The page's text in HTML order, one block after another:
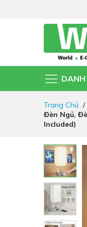
Trang Chủ
Đèn Ngủ,
Included)
Chuyển
đến
phần
đầu
của
thư
viện